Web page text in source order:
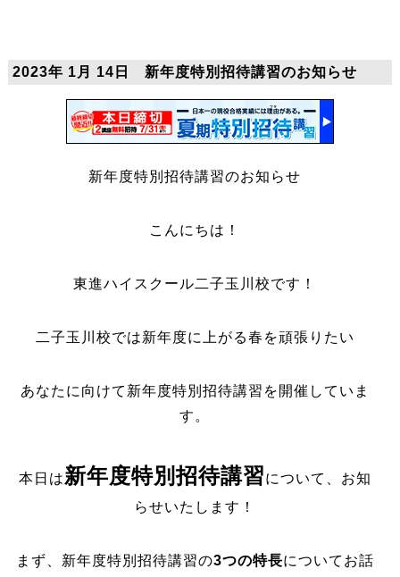
2023年 1月 14日 新年度特別招待講習のお知らせ
新年度特別招待講習のお知らせ
こんにちは！
東進ハイスクール二子玉川校です！
二子玉川校では新年度に上がる春を頑張りたい
あなたに向けて新年度特別招待講習を開催していま
す。
本日は新年度特別招待講習について、お知
らせいたします！
まず、新年度特別招待講習の3つの特長についてお話